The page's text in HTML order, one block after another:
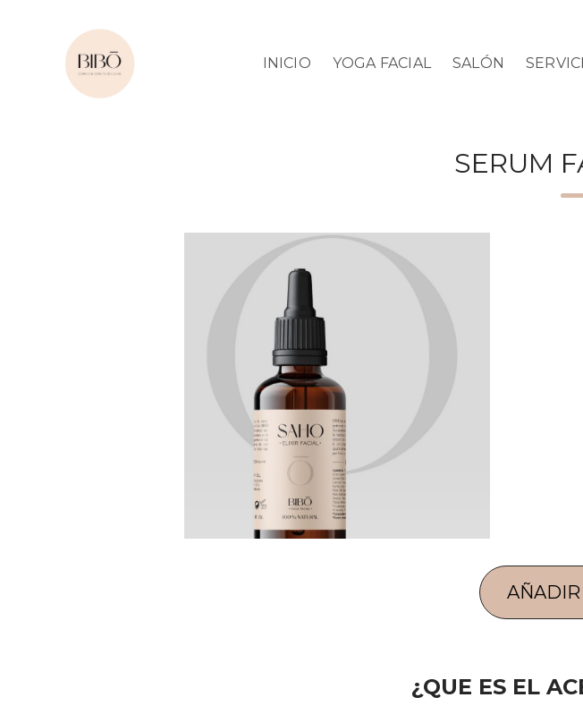
INICIO YOGA FACIAL SALÓN
SERUM
AÑADIR
¿QUE ES EL